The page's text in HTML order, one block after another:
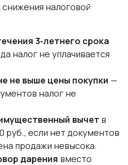
налоговой
3‑летнего срока
налог не уплачивается
не выше цены покупки —
налог не
вычет в
руб., если нет документов
продажи невысока.
дарения вместо